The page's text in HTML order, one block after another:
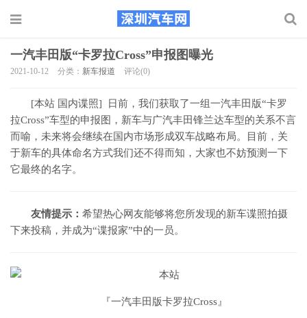
一汽丰田版“卡罗拉Cross”申报图曝光
2021-10-12 分类： 新车报道 评论(0)
[本站 国内谍照] 日前，我们获取了一组一汽丰田版“卡罗
拉Cross”车型的申报图，新车与广汽丰田锋兰达车型的关系不言
而喻，未来将会继续在国内市场形成双车战略布局。目前，关
于新车的具体命名方式我们还不得而知，大家也不妨预测一下
它最终的名字。
友情提示： 希望热心网友能够将您所发现的新车谍照拍摄
下来投稿，并成为“谍报家”中的一员。
『一汽丰田版卡罗拉Cross』